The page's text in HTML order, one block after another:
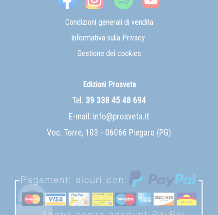
Condizioni generali di vendita
Informativa sulla Privacy
Gestione dei cookies
Edizioni Prosveta
Tel. 39 338 45 48 694
E-mail: info@prosveta.it
Voc. Torre, 103 - 06066 Piegaro (PG)